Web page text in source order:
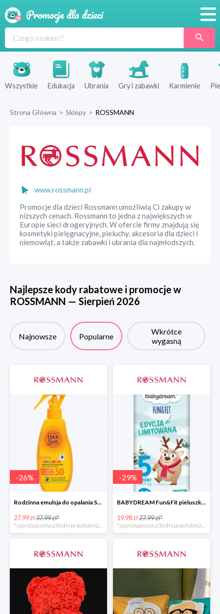
Produkty
Sklepy
Wszystkie Edukacja Ubrania Gry i zabawki Karmienie
Strona Główna > Sklepy > ROSSMANN
www.rossmann.pl
Promocje dla dzieci Rossmann umożliwią Ci zakupy w
niższych cenach. Rossmann to jedna z największych w
Europie sieci drogeryjnych. W ofercie firmy znajdują się
kosmetyki pielęgnacyjne, pieluchy, akcesoria dla dzieci i
niemowląt, a także zabawki i ubrania dla najmłodszych.
Najlepsze kody rabatowe i promocje w
ROSSMANN — Sierpień 2026
Najnowsze Popularne
Wkrótce
wygasną
-26%
Rodzinna emulsja do opalania SPF 50
27.99 zł37.99 zł*
*najniższa cena z 30 dni przed obniżką
-29%
BABYDREAM Fun&Fit pieluszki jednorazowe Junior 5
19.98 zł27.99 zł*
*najniższa cena z 30 dni przed obniżką